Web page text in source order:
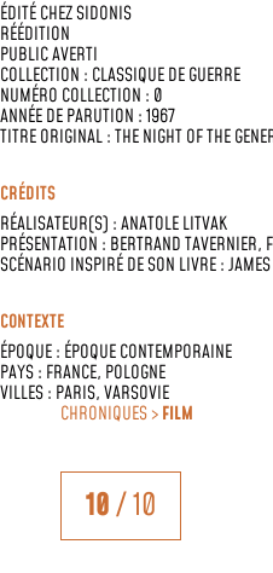
ÉDITÉ CHEZSIDONIS
RÉÉDITION
PUBLIC AVERTI
COLLECTION : CLASSIQUE DE GUERRE
NUMÉRO COLLECTION : 0
ANNÉE DE PARUTION : 1967
TITRE ORIGINAL : THE NIGHT OF THE
CRÉDITS
RÉALISATEUR(S) :ANATOLE LITVAK
PRÉSENTATION : BERTRAND TAVERNIER,
SCÉNARIO INSPIRÉ DE SON LIVRE :
CONTEXTE
ÉPOQUE : ÉPOQUE CONTEMPORAINE
PAYS : FRANCE, POLOGNE
VILLES : PARIS,VARSOVIE
CHRONIQUES >FILM
10/ 10